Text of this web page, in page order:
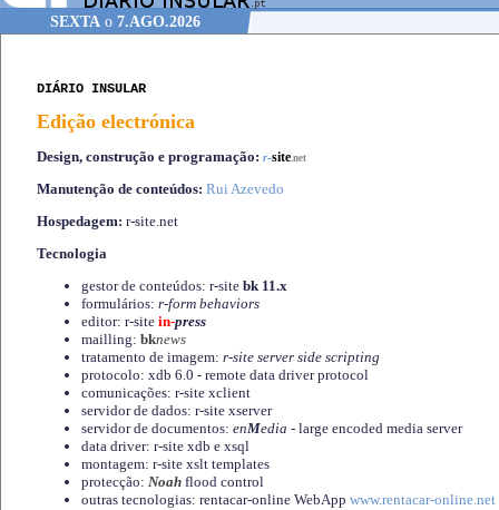
SEXTA o 7.AGO.2026
DIÁRIO INSULAR
Edição electrónica
Design, construção e programação: r-site.net
Manutenção de conteúdos: Rui Azevedo
Hospedagem: r-site.net
Tecnologia
gestor de conteúdos: r-site bk 11.x
formulários: r-form behaviors
editor: r-site in-press
mailling: bknews
tratamento de imagem: r-site server side scripting
protocolo: xdb 6.0 - remote data driver protocol
comunicações: r-site xclient
servidor de dados: r-site xserver
servidor de documentos: enMedia - large encoded media server
data driver: r-site xdb e xsql
montagem: r-site xslt templates
protecção: Noah flood control
outras tecnologias: rentacar-online WebApp www.rentacar-online.net